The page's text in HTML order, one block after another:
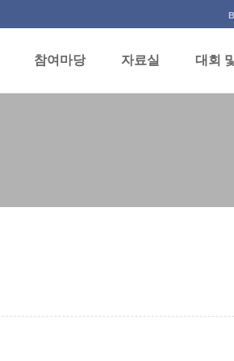
참여마당 자료실 대회